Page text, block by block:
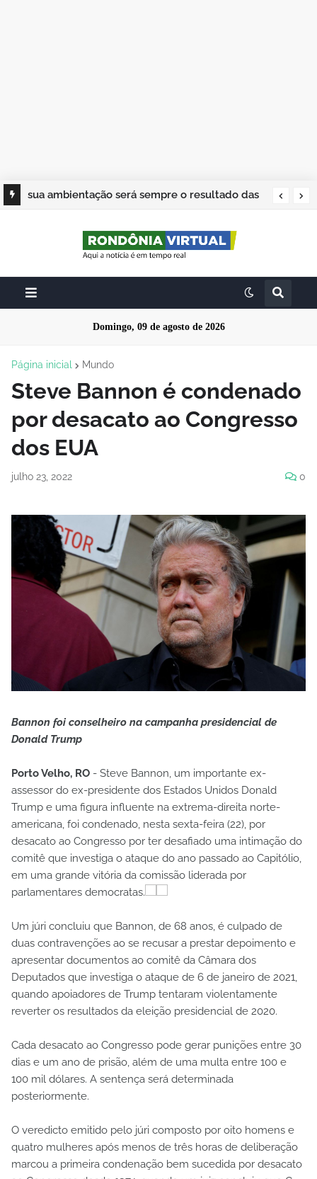
sua ambientação será sempre o resultado das
Domingo, 09 de agosto de 2026
Página inicial Mundo
Steve Bannon é condenado
por desacato ao Congresso
dos EUA
julho 23, 2022 0
Bannon foi conselheiro na campanha presidencial de
Donald Trump
Porto Velho, RO - Steve Bannon, um importante ex-
assessor do ex-presidente dos Estados Unidos Donald
Trump e uma figura influente na extrema-direita norte-
americana, foi condenado, nesta sexta-feira (22), por
desacato ao Congresso por ter desafiado uma intimação do
comitê que investiga o ataque do ano passado ao Capitólio,
em uma grande vitória da comissão liderada por
parlamentares democratas.
Um júri concluiu que Bannon, de 68 anos, é culpado de
duas contravenções ao se recusar a prestar depoimento e
apresentar documentos ao comitê da Câmara dos
Deputados que investiga o ataque de 6 de janeiro de 2021,
quando apoiadores de Trump tentaram violentamente
reverter os resultados da eleição presidencial de 2020.
Cada desacato ao Congresso pode gerar punições entre 30
dias e um ano de prisão, além de uma multa entre 100 e
100 mil dólares. A sentença será determinada
posteriormente.
O veredicto emitido pelo júri composto por oito homens e
quatro mulheres após menos de três horas de deliberação
marcou a primeira condenação bem sucedida por desacato